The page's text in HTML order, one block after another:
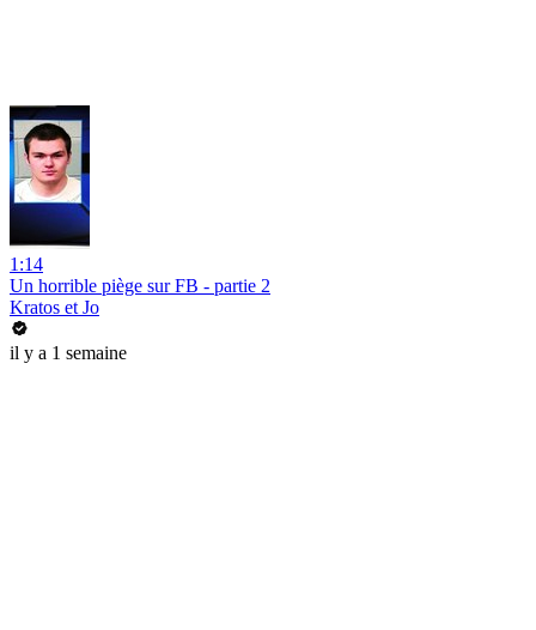
1:14
Un horrible piège sur FB - partie 2
Kratos et Jo
il y a 1 semaine